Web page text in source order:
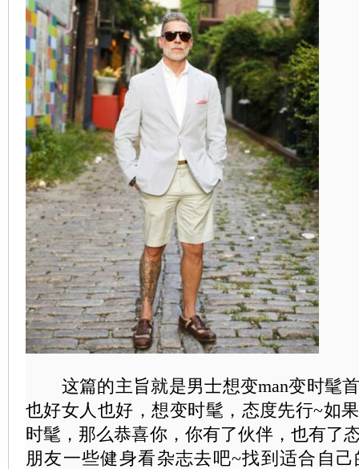
这篇的主旨就是男士想变man变时髦
也好女人也好，想变时髦，态度先行~如
时髦，那么恭喜你，你有了伙伴，也有了
朋友一些健身看杂志去吧~找到适合自